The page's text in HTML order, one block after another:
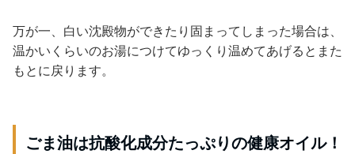
万が一、白い沈殿物ができたり固まってしまった場合は、
温かいくらいのお湯につけてゆっくり温めてあげるとまた
もとに戻ります。
ごま油は抗酸化成分たっぷりの健康オイル！